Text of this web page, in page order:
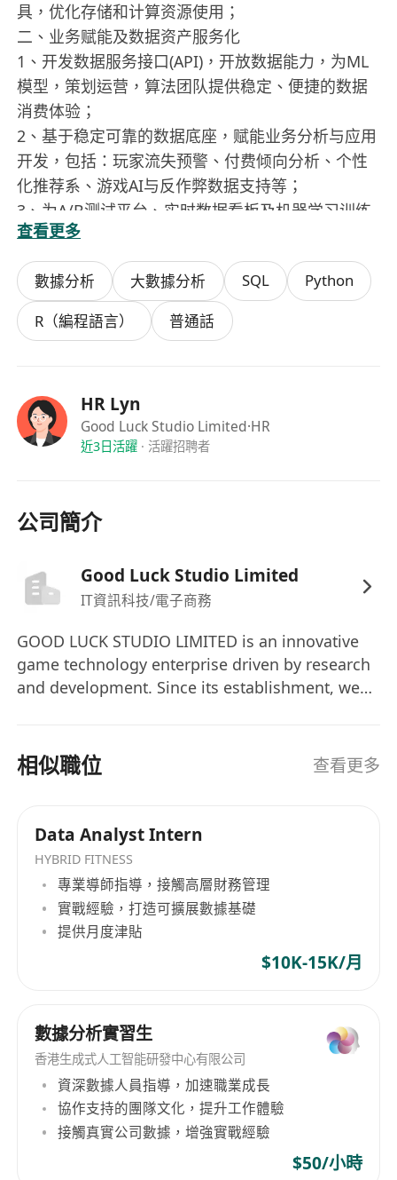
具，优化存储和计算资源使用；
二、业务赋能及数据资产服务化
1、开发数据服务接口(API)，开放数据能力，为ML
模型，策划运营，算法团队提供稳定、便捷的数据
消费体验；
2、基于稳定可靠的数据底座，赋能业务分析与应用
开发，包括：玩家流失预警、付费倾向分析、个性
化推荐系、游戏AI与反作弊数据支持等；
3、为A/B测试平台、实时数据看板及机器学习训练
与推理管线，提供稳定、高效的数据供给与工程化
支持；
任职要求：
1、统招本科以上学历，计算机相关相关专业；
2、精通至少一门编程语言：Java/Scala（实时数据
3、有高并发游戏服务器开发经验，熟悉微服务架构
与性能优化（如Redis缓存、数据库分库分表）；
4、熟悉云原生大数据服务(如AWS EMR），有云上
5、有以下多项相关经验的优先：
1）有游戏行业数据平台建设经验，熟悉游戏业务数
2）熟悉常用的机器学习算法及框架，如
TensorFlow/PyTorch、Spark/Flink；
3）了解机器学习Ops（MLOps）流程，有为算法团
队构建高效特征平台、样本平台或模型服务基础设
施的经验；
软性要求
1、强烈的责任心、系统思维和主动发现问题解决问
2、良好的沟通能力和项目推动能力，能跨部门协
同，将数据平台能力转化为业务价值；
3、具备优秀的文档编写和方案设计能力。
查看更多
數據分析 大數據分析 SQL Python
R（編程語言） 普通話
HR Lyn
Good Luck Studio Limited·HR
近3日活躍· 活躍招聘者
公司簡介
Good Luck Studio Limited
IT資訊科技/電子商務
GOOD LUCK STUDIO LIMITED is an innovative
game technology enterprise driven by research
and development. Since its establishment, we
development-and-operation" integrated model,
aiming to create game products with global
accumulation. We have been deeply engaged in
global expansion, with the European and
American markets serving as the strategic core.
Our goal is to become the world's leading
developer and publisher of casual games. In the
current era where the boundaries of technology
are constantly expanding, we bear the mission
intelligent technologies, we connect global
players and create new digital life experiences
and social value beyond the games themselves.
相似職位 查看更多
Data Analyst Intern
HYBRID FITNESS
專業導師指導，接觸高層財務管理
實戰經驗，打造可擴展數據基礎
提供月度津貼
$10K-15K/月
數據分析實習生
香港生成式人工智能研發中心有限公司
資深數據人員指導，加速職業成長
協作支持的團隊文化，提升工作體驗
接觸真實公司數據，增強實戰經驗
$50/小時